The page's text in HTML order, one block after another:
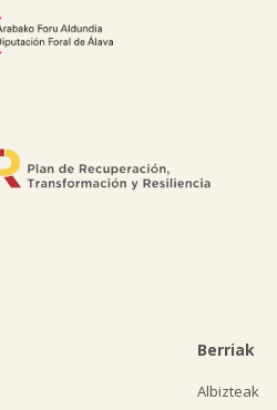
Berriak
Albizteak